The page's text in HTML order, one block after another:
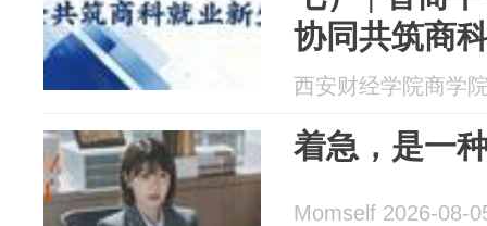
协同共筑商
航队（3）]
西安财经学院商学
着急，是一
Momself 2026-08-